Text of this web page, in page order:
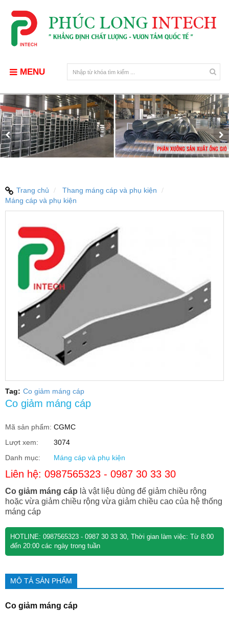
MENU
Trang chủ
Thang máng cáp và phụ kiện
Máng cáp và phụ kiện
Tag: Co giảm máng cáp
Co giảm máng cáp
Mã sản phẩm: CGMC
Lượt xem:
3074
Danh mục:
Máng cáp và phụ kiện
Liên hệ: 0987565323 - 0987 30 33 30
Co giảm máng cáp là vật liệu dùng để giảm chiều rộng
hoặc vừa giảm chiều rộng vừa giảm chiều cao của hệ thống
máng cáp
HOTLINE: 0987565323 - 0987 30 33 30, Thời gian làm việc: Từ 8:00
đến 20:00 các ngày trong tuần
MÔ TẢ SẢN PHẨM
Co giảm máng cáp